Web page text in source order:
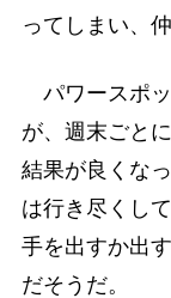
ってしまい、
パワースポ
が、週末ごと
結果が良くな
は行き尽くし
手を出すか出
だそうだ。